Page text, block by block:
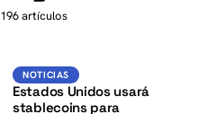
196 artículos
NOTICIAS USD
NOTICIAS
Estados Unidos usará
stablecoins para